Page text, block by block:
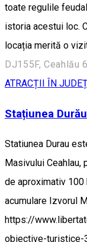
toate regulile
istoria acestui loc.
locația merită o
DJ155F, Ceahlău
ATRACȚII ÎN
Stațiunea Durău
Statiunea Durau
Masivului Ceahlau,
de aproximativ
acumulare Izvorul
https://
obiective-turistice-